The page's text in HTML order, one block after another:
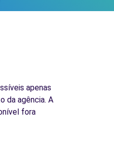
apenas
da agência. A
fora